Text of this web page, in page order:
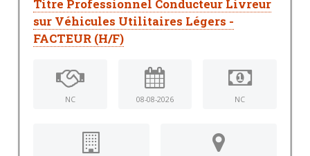
Titre Professionnel Conducteur Livreur
sur Véhicules Utilitaires Légers -
FACTEUR (H/F)
NC 08-08-2026 NC